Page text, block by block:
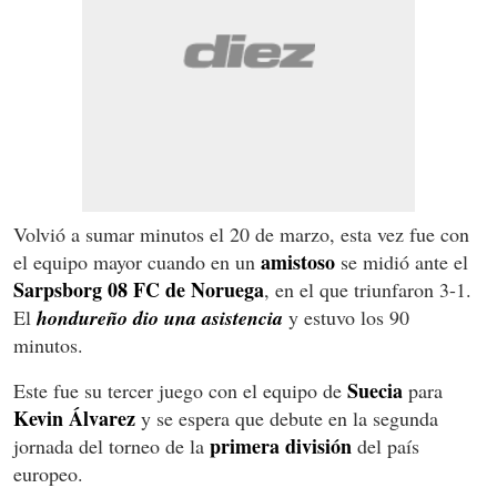
Volvió a sumar minutos el 20 de marzo, esta vez fue con
el equipo mayor cuando en un amistoso se midió ante el
Sarpsborg 08 FC de Noruega, en el que triunfaron 3-1.
El hondureño dio una asistencia y estuvo los 90
minutos.
Este fue su tercer juego con el equipo de Suecia para
Kevin Álvarez y se espera que debute en la segunda
jornada del torneo de la primera división del país
europeo.